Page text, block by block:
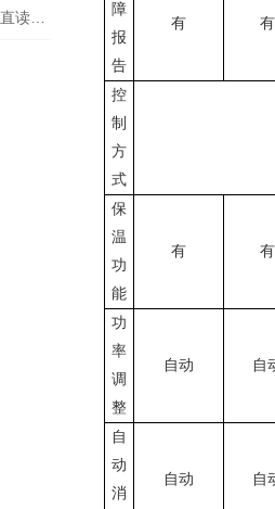
障
报
告
有 有
控
制
方
式
保
温
功
能
有 有
功
率
调
整
自动 自
自
动
消
自动 自